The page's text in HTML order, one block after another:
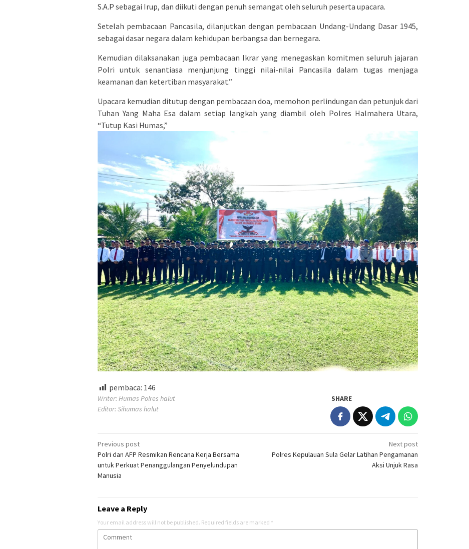
S.A.P sebagai Irup, dan diikuti dengan penuh semangat oleh seluruh peserta upacara.
Setelah pembacaan Pancasila, dilanjutkan dengan pembacaan Undang-Undang Dasar 1945,
sebagai dasar negara dalam kehidupan berbangsa dan bernegara.
Kemudian dilaksanakan juga pembacaan Ikrar yang menegaskan komitmen seluruh jajaran
Polri untuk senantiasa menjunjung tinggi nilai-nilai Pancasila dalam tugas menjaga
keamanan dan ketertiban masyarakat.”
Upacara kemudian ditutup dengan pembacaan doa, memohon perlindungan dan petunjuk dari
Tuhan Yang Maha Esa dalam setiap langkah yang diambil oleh Polres Halmahera Utara,
“Tutup Kasi Humas,”
pembaca: 146
Writer: Humas Polres halut
Editor: Sihumas halut
SHARE
Post
navigation
Previous post
Polri dan AFP Resmikan Rencana Kerja Bersama
untuk Perkuat Penanggulangan Penyelundupan
Manusia
Next post
Polres Kepulauan Sula Gelar Latihan Pengamanan
Aksi Unjuk Rasa
Leave a Reply
Your email address will not be published. Required fields are marked *